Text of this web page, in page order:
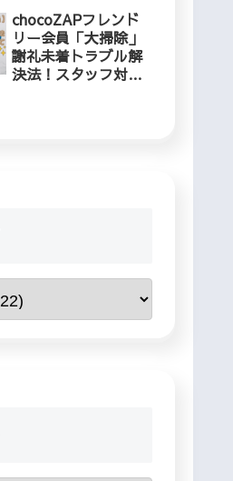
５歳児と行ってきま
した！
chocoZAPフレンド
リー会員「大掃除」
謝礼未着トラブル解
決法！スタッフ対応